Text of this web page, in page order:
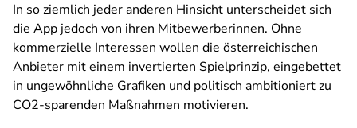
In so ziemlich jeder anderen Hinsicht unterscheidet sich
die App jedoch von ihren Mitbewerberinnen. Ohne
kommerzielle Interessen wollen die österreichischen
Anbieter mit einem invertierten Spielprinzip, eingebettet
in ungewöhnliche Grafiken und politisch ambitioniert zu
CO2-sparenden Maßnahmen motivieren.